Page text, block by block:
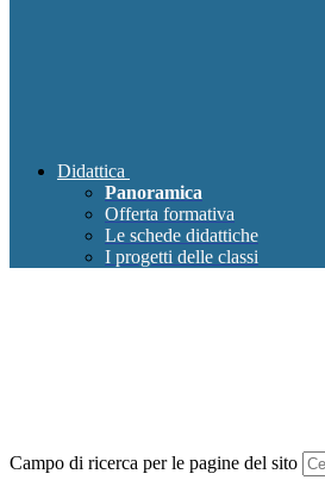
Didattica
Panoramica
Offerta formativa
Le schede didattiche
I progetti delle classi
Campo di ricerca per le pagine del sito